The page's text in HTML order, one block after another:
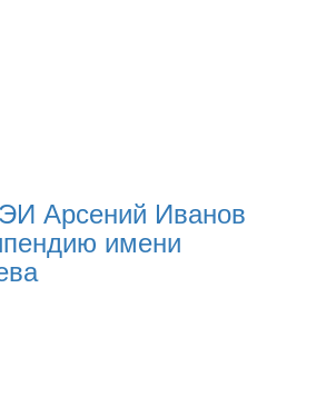
Арсений Иванов
имени